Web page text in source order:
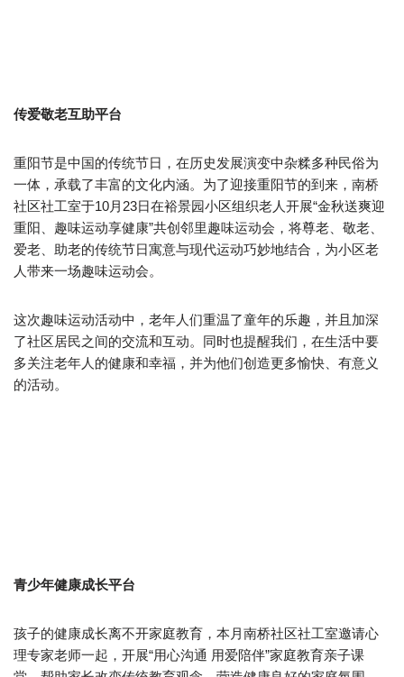
传爱敬老互助平台
重阳节是中国的传统节日，在历史发展演变中杂糅多种民俗为
一体，承载了丰富的文化内涵。为了迎接重阳节的到来，南桥
社区社工室于10月23日在裕景园小区组织老人开展“金秋送爽迎
重阳、趣味运动享健康”共创邻里趣味运动会，将尊老、敬老、
爱老、助老的传统节日寓意与现代运动巧妙地结合，为小区老
人带来一场趣味运动会。
这次趣味运动活动中，老年人们重温了童年的乐趣，并且加深
了社区居民之间的交流和互动。同时也提醒我们，在生活中要
多关注老年人的健康和幸福，并为他们创造更多愉快、有意义
的活动。
青少年健康成长平台
孩子的健康成长离不开家庭教育，本月南桥社区社工室邀请心
理专家老师一起，开展“用心沟通 用爱陪伴”家庭教育亲子课